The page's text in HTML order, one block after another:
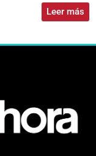
Leer más